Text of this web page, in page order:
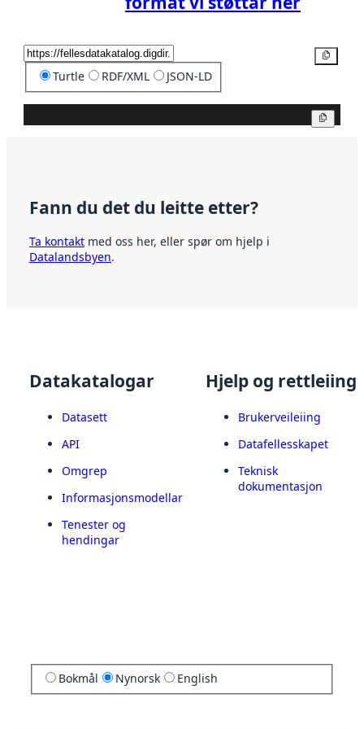
Turtle RDF/XML JSON-LD
Fann du det du leitte etter?
Ta kontakt med oss her, eller spør om hjelp i
Datalandsbyen.
Datakatalogar
Datasett
API
Omgrep
Informasjonsmodellar
Tenester og
hendingar
Hjelp og rettleiing
Brukerveileiing
Datafellesskapet
Teknisk
dokumentasjon
Bokmål Nynorsk English